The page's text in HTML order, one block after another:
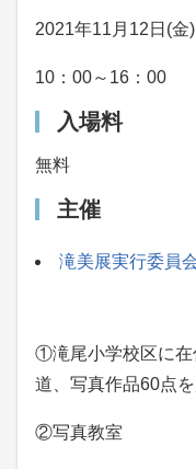
2021年11月12日(金
10：00～16：00
入場料
無料
主催
滝美展実行委員
①滝尾小学校区に在
道、写真作品60点を
②写真教室